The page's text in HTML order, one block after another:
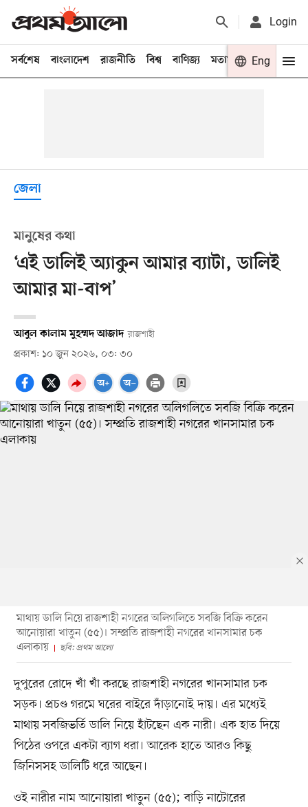
Login
সর্বশেষ বাংলাদেশ রাজনীতি বিশ্ব বাণিজ্য মতামত খেলা
Eng
জেলা
মানুষের কথা
‘এই ডালিই অ্যাকুন আমার ব্যাটা, ডালিই
আমার মা-বাপ’
আবুল কালাম মুহম্মদ আজাদ রাজশাহী
প্রকাশ: ১০ জুন ২০২৬, ০৩: ৩০
মাথায় ডালি নিয়ে রাজশাহী নগরের অলিগলিতে সবজি বিক্রি করেন
আনোয়ারা খাতুন (৫৫)। সম্প্রতি রাজশাহী নগরের খানসামার চক
এলাকায়
ছবি: প্রথম আলো
দুপুরের রোদে খাঁ খাঁ করছে রাজশাহী নগরের খানসামার চক
সড়ক। প্রচণ্ড গরমে ঘরের বাইরে দাঁড়ানোই দায়। এর মধ্যেই
মাথায় সবজিভর্তি ডালি নিয়ে হাঁটছেন এক নারী। এক হাত দিয়ে
পিঠের ওপরে একটা ব্যাগ ধরা। আরেক হাতে আরও কিছু
জিনিসসহ ডালিটি ধরে আছেন।
ওই নারীর নাম আনোয়ারা খাতুন (৫৫); বাড়ি নাটোরের